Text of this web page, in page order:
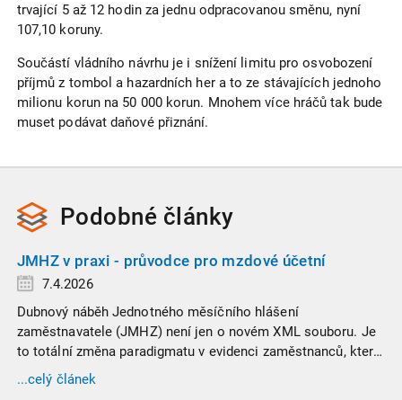
trvající 5 až 12 hodin za jednu odpracovanou směnu, nyní
107,10 koruny.
Součástí vládního návrhu je i snížení limitu pro osvobození
příjmů z tombol a hazardních her a to ze stávajících jednoho
milionu korun na 50 000 korun. Mnohem více hráčů tak bude
muset podávat daňové přiznání.
Podobné články
JMHZ v praxi - průvodce pro mzdové účetní
7.4.2026
Dubnový náběh Jednotného měsíčního hlášení
zaměstnavatele (JMHZ) není jen o novém XML souboru. Je
to totální změna paradigmatu v evidenci zaměstnanců, která
propojuje sociální správu, finanční úřady a úřady práce do
jednoho nekompromisního celku
...celý článek